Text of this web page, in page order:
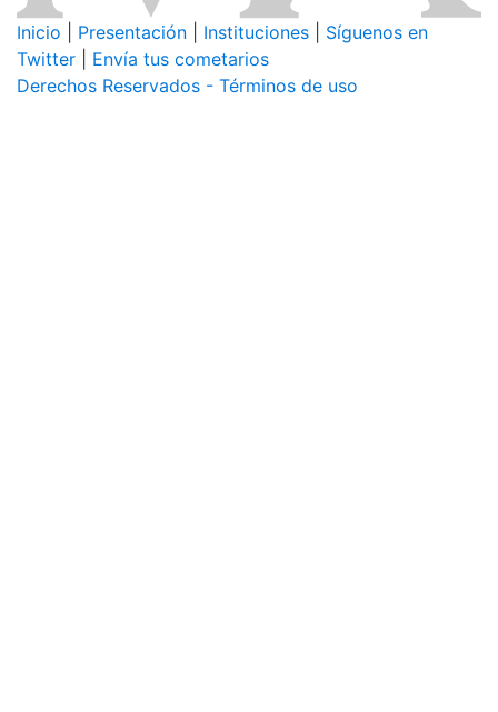
Inicio Presentación Instituciones
Síguenos en
Twitter
Envía tus cometarios
Derechos Reservados - Términos de uso